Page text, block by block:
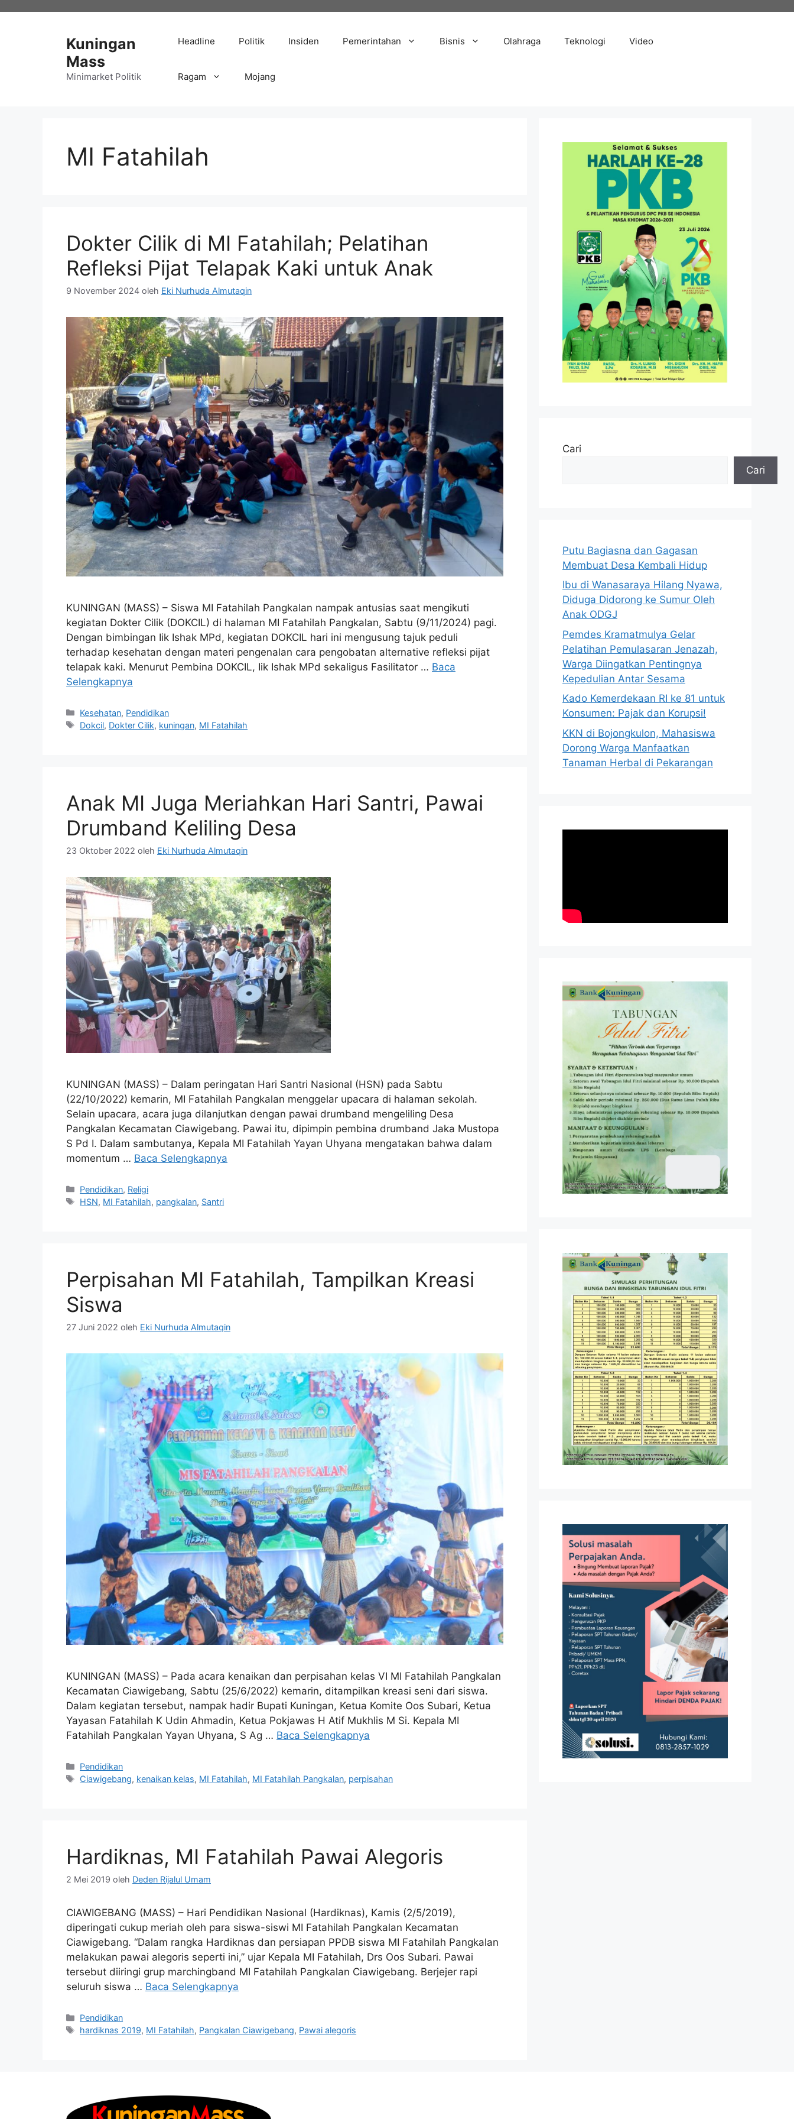
Kuningan
Mass
Minimarket Politik
Headline Politik Insiden Pemerintahan Bisnis Olahraga Teknologi Video
Ragam Mojang
MI Fatahilah
Dokter Cilik di MI Fatahilah; Pelatihan
Refleksi Pijat Telapak Kaki untuk Anak
9 November 2024 oleh Eki Nurhuda Almutaqin
KUNINGAN (MASS) – Siswa MI Fatahilah Pangkalan nampak antusias saat mengikuti
kegiatan Dokter Cilik (DOKCIL) di halaman MI Fatahilah Pangkalan, Sabtu (9/11/2024) pagi.
Dengan bimbingan Iik Ishak MPd, kegiatan DOKCIL hari ini mengusung tajuk peduli
terhadap kesehatan dengan materi pengenalan cara pengobatan alternative refleksi pijat
telapak kaki. Menurut Pembina DOKCIL, Iik Ishak MPd sekaligus Fasilitator … Baca
Selengkapnya
Kategori
Kesehatan, Pendidikan
Tag
Dokcil, Dokter Cilik, kuningan, MI Fatahilah
Anak MI Juga Meriahkan Hari Santri, Pawai
Drumband Keliling Desa
23 Oktober 2022 oleh Eki Nurhuda Almutaqin
KUNINGAN (MASS) – Dalam peringatan Hari Santri Nasional (HSN) pada Sabtu
(22/10/2022) kemarin, MI Fatahilah Pangkalan menggelar upacara di halaman sekolah.
Selain upacara, acara juga dilanjutkan dengan pawai drumband mengeliling Desa
Pangkalan Kecamatan Ciawigebang. Pawai itu, dipimpin pembina drumband Jaka Mustopa
S Pd I. Dalam sambutanya, Kepala MI Fatahilah Yayan Uhyana mengatakan bahwa dalam
momentum … Baca Selengkapnya
Kategori
Pendidikan, Religi
Tag
HSN, MI Fatahilah, pangkalan, Santri
Perpisahan MI Fatahilah, Tampilkan Kreasi
Siswa
27 Juni 2022 oleh Eki Nurhuda Almutaqin
KUNINGAN (MASS) – Pada acara kenaikan dan perpisahan kelas VI MI Fatahilah Pangkalan
Kecamatan Ciawigebang, Sabtu (25/6/2022) kemarin, ditampilkan kreasi seni dari siswa.
Dalam kegiatan tersebut, nampak hadir Bupati Kuningan, Ketua Komite Oos Subari, Ketua
Yayasan Fatahilah K Udin Ahmadin, Ketua Pokjawas H Atif Mukhlis M Si. Kepala MI
Fatahilah Pangkalan Yayan Uhyana, S Ag … Baca Selengkapnya
Kategori
Pendidikan
Tag
Ciawigebang, kenaikan kelas, MI Fatahilah, MI Fatahilah Pangkalan, perpisahan
Hardiknas, MI Fatahilah Pawai Alegoris
2 Mei 2019 oleh Deden Rijalul Umam
CIAWIGEBANG (MASS) – Hari Pendidikan Nasional (Hardiknas), Kamis (2/5/2019),
diperingati cukup meriah oleh para siswa-siswi MI Fatahilah Pangkalan Kecamatan
Ciawigebang. “Dalam rangka Hardiknas dan persiapan PPDB siswa MI Fatahilah Pangkalan
melakukan pawai alegoris seperti ini,” ujar Kepala MI Fatahilah, Drs Oos Subari. Pawai
tersebut diiringi grup marchingband MI Fatahilah Pangkalan Ciawigebang. Berjejer rapi
seluruh siswa … Baca Selengkapnya
Kategori
Pendidikan
Tag
hardiknas 2019, MI Fatahilah, Pangkalan Ciawigebang, Pawai alegoris
Cari
Cari
Putu Bagiasna dan Gagasan
Membuat Desa Kembali Hidup
Ibu di Wanasaraya Hilang Nyawa,
Diduga Didorong ke Sumur Oleh
Anak ODGJ
Pemdes Kramatmulya Gelar
Pelatihan Pemulasaran Jenazah,
Warga Diingatkan Pentingnya
Kepedulian Antar Sesama
Kado Kemerdekaan RI ke 81 untuk
Konsumen: Pajak dan Korupsi!
KKN di Bojongkulon, Mahasiswa
Dorong Warga Manfaatkan
Tanaman Herbal di Pekarangan